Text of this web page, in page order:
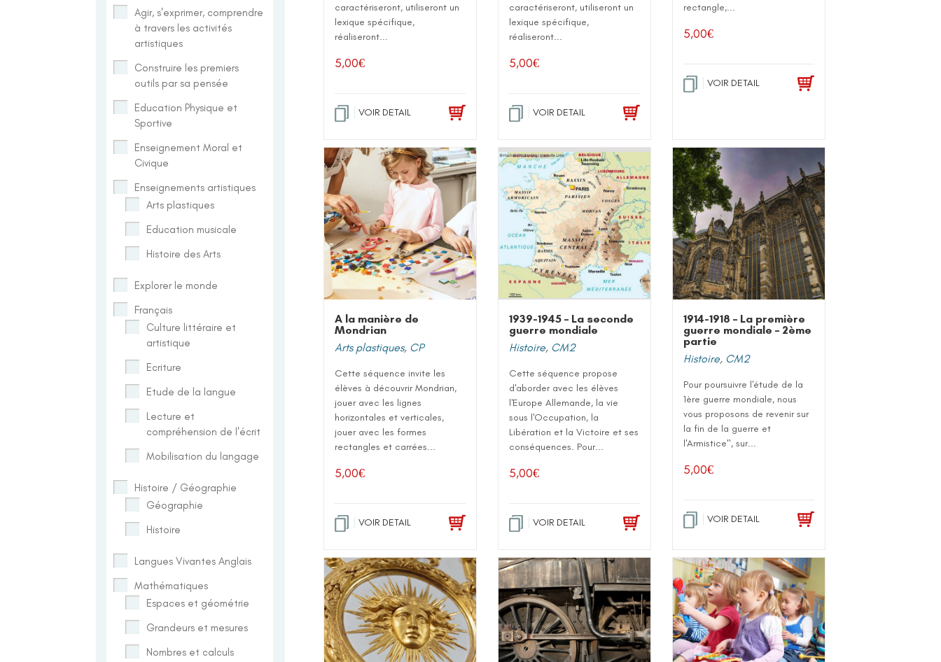
caractériseront, utiliseront un
lexique spécifique,
réaliseront...
5,00€
VOIR DETAIL
caractériseront, utiliseront un
lexique spécifique,
réaliseront...
5,00€
VOIR DETAIL
rectangle,...
5,00€
VOIR DETAIL
A la manière de
Mondrian
Arts plastiques, CP
Cette séquence invite les
élèves à découvrir Mondrian,
jouer avec les lignes
horizontales et verticales,
jouer avec les formes
rectangles et carrées...
5,00€
VOIR DETAIL
1939-1945 – La seconde
guerre mondiale
Histoire, CM2
Cette séquence propose
d'aborder avec les élèves
l'Europe Allemande, la vie
sous l'Occupation, la
Libération et la Victoire et ses
conséquences. Pour...
5,00€
VOIR DETAIL
1914-1918 – La première
guerre mondiale – 2ème
partie
Histoire, CM2
Pour poursuivre l'étude de la
1ère guerre mondiale, nous
vous proposons de revenir sur
la fin de la guerre et
l'Armistice", sur...
5,00€
VOIR DETAIL
Agir, s'exprimer, comprendre
à travers les activités
artistiques
Construire les premiers
outils par sa pensée
Education Physique et
Sportive
Enseignement Moral et
Civique
Enseignements artistiques
Arts plastiques
Education musicale
Histoire des Arts
Explorer le monde
Français
Culture littéraire et
artistique
Ecriture
Etude de la langue
Lecture et
compréhension de l'écrit
Mobilisation du langage
Histoire / Géographie
Géographie
Histoire
Langues Vivantes Anglais
Mathématiques
Espaces et géométrie
Grandeurs et mesures
Nombres et calculs